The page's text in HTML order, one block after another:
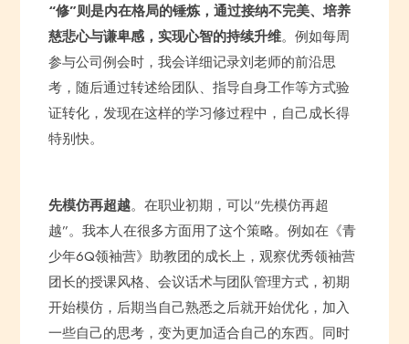
“修”则是内在格局的锤炼，通过接纳不完美、培养
慈悲心与谦卑感，实现心智的持续升维。例如每周
参与公司例会时，我会详细记录刘老师的前沿思
考，随后通过转述给团队、指导自身工作等方式验
证转化，发现在这样的学习修过程中，自己成长得
特别快。
先模仿再超越。在职业初期，可以“先模仿再超
越”。我本人在很多方面用了这个策略。例如在《青
少年6Q领袖营》助教团的成长上，观察优秀领袖营
团长的授课风格、会议话术与团队管理方式，初期
开始模仿，后期当自己熟悉之后就开始优化，加入
一些自己的思考，变为更加适合自己的东西。同时